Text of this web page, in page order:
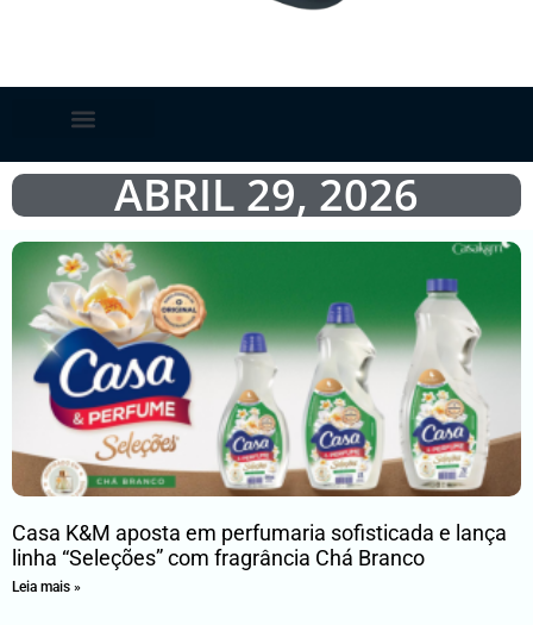
ABRIL 29, 2026
Casa K&M aposta em perfumaria sofisticada e lança
linha “Seleções” com fragrância Chá Branco
Leia mais »